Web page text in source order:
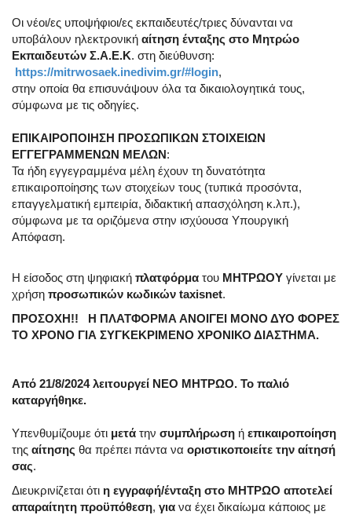
Οι νέοι/ες υποψήφιοι/ες εκπαιδευτές/τριες δύνανται να
υποβάλουν ηλεκτρονική αίτηση ένταξης στο Μητρώο
Εκπαιδευτών Σ.Α.Ε.Κ. στη διεύθυνση:
https://mitrwosaek.inedivim.gr/#login,
στην οποία θα επισυνάψουν όλα τα δικαιολογητικά τους,
σύμφωνα με τις οδηγίες.
ΕΠΙΚΑΙΡΟΠΟΙΗΣΗ ΠΡΟΣΩΠΙΚΩΝ ΣΤΟΙΧΕΙΩΝ
ΕΓΓΕΓΡΑΜΜΕΝΩΝ ΜΕΛΩΝ:
Τα ήδη εγγεγραμμένα μέλη έχουν τη δυνατότητα
επικαιροποίησης των στοιχείων τους (τυπικά προσόντα,
επαγγελματική εμπειρία, διδακτική απασχόληση κ.λπ.),
σύμφωνα με τα οριζόμενα στην ισχύουσα Υπουργική
Απόφαση.
Η είσοδος στη ψηφιακή πλατφόρμα του ΜΗΤΡΩΟΥ γίνεται με
χρήση προσωπικών κωδικών taxisnet.
ΠΡΟΣΟΧΗ!! Η ΠΛΑΤΦΟΡΜΑ ΑΝΟΙΓΕΙ ΜΟΝΟ ΔΥΟ ΦΟΡΕΣ
ΤΟ ΧΡΟΝΟ ΓΙΑ ΣΥΓΚΕΚΡΙΜΕΝΟ ΧΡΟΝΙΚΟ ΔΙΑΣΤΗΜΑ.
Από 21/8/2024 λειτουργεί ΝΕΟ ΜΗΤΡΩΟ. Το παλιό
καταργήθηκε.
Υπενθυμίζουμε ότι μετά την συμπλήρωση ή επικαιροποίηση
της αίτησης θα πρέπει πάντα να οριστικοποιείτε την αίτησή
σας.
Διευκρινίζεται ότι η εγγραφή/ένταξη στο ΜΗΤΡΩΟ αποτελεί
απαραίτητη προϋπόθεση, για να έχει δικαίωμα κάποιος με